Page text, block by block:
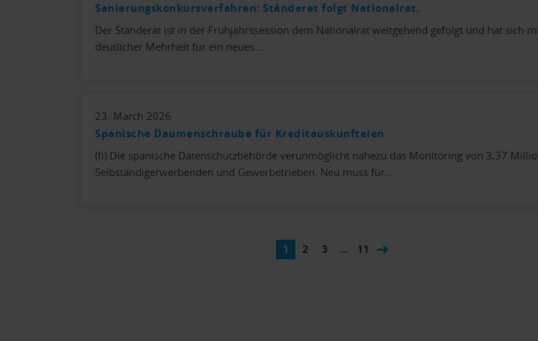
Sanierungskonkursverfahren: Ständerat folgt Nationalrat.
Der Ständerat ist in der Frühjahrssession dem Nationalrat weitgehend gefolgt und hat sich
deutlicher Mehrheit für ein neues…
23. March 2026
Spanische Daumenschraube für Kreditauskunfteien
(fi) Die spanische Datenschutzbehörde verunmöglicht nahezu das Monitoring von 3,37
Selbständigerwerbenden und Gewerbetrieben. Neu muss für…
1 2 3 ... 11